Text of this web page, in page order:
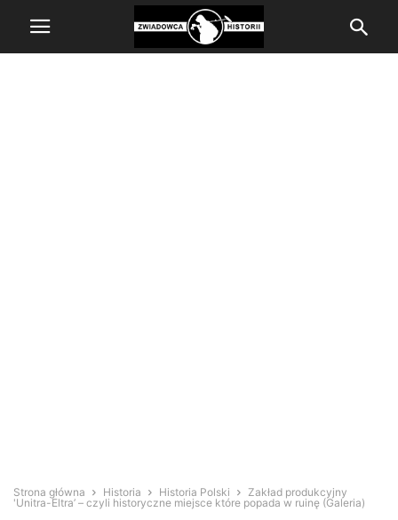
Strona główna Historia Historia Polski
Zakład produkcyjny
'Unitra-Eltra’ – czyli historyczne miejsce które popada w ruinę (Galeria)